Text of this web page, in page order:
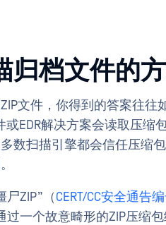
归档文件的
文件，你得到的答案往往
EDR解决方案会读取压缩
数扫描引擎都会信任压缩
ZIP”（CERT/CC安全通告
一个故意畸形的ZIP压缩包